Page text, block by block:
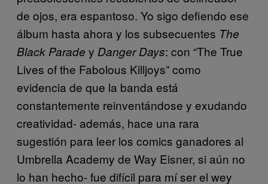
de ojos, era espantoso. Yo sigo defiendo ese
álbum hasta ahora y los subsecuentes The
Black Parade y Danger Days: con “The True
Lives of the Fabolous Killjoys” como
evidencia de que la banda está
constantemente reinventándose y exudando
creatividad- además, hace una rara
sugestión para leer los comics ganadores al
Umbrella Academy de Way Eisner, si aún no
lo han hecho- fue difícil para mí ser el wey